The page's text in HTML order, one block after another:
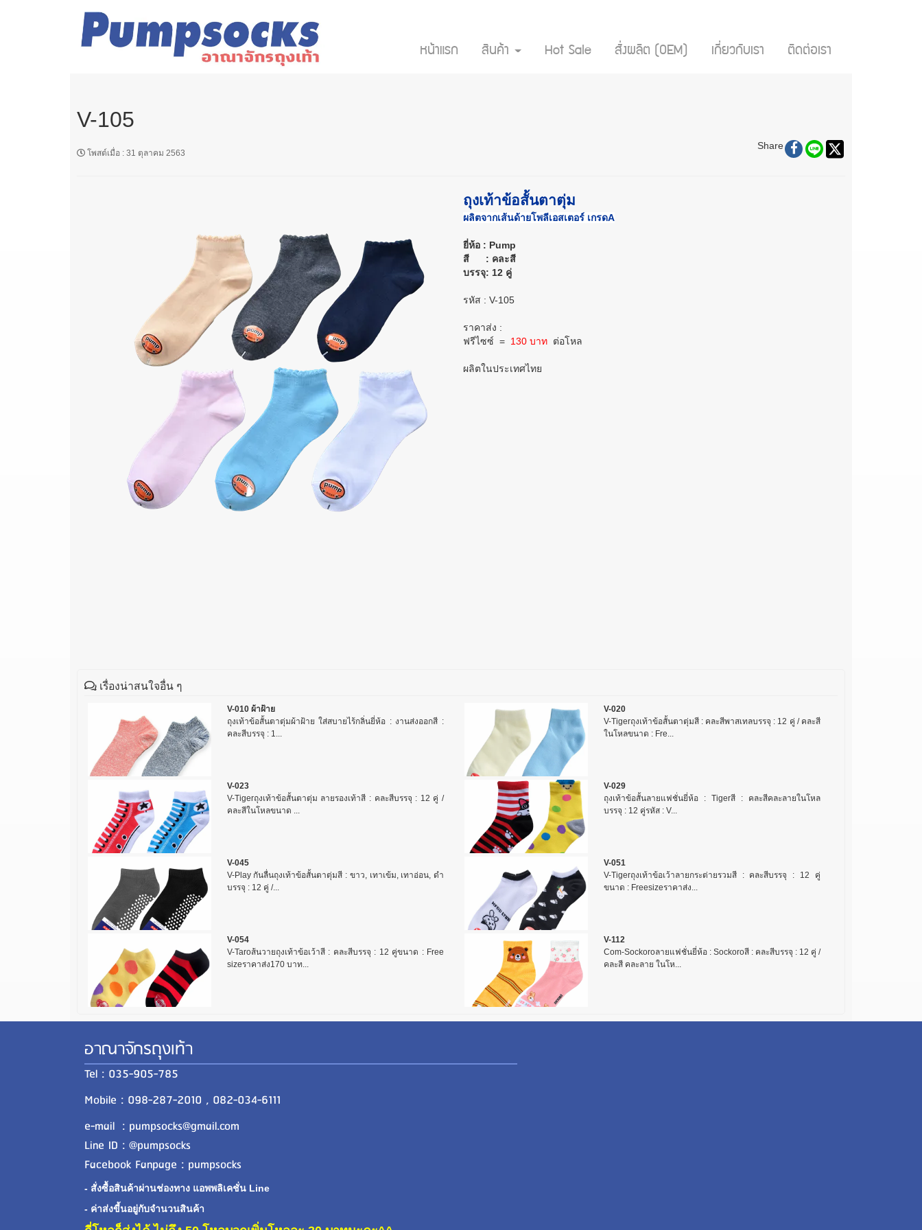
หน้าแรก สินค้า Hot Sale สั่งผลิต (OEM) เกี่ยวกับเรา ติดต่อเรา
V-105
โพสต์เมื่อ : 31 ตุลาคม 2563
Share
ถุงเท้าข้อสั้นตาตุ่ม
ผลิตจากเส้นด้ายโพลีเอสเตอร์ เกรดA
ยี่ห้อ : Pump
สี : คละสี
บรรจุ: 12 คู่
รหัส : V-105
ราคาส่ง :
ฟรีไซซ์ = 130 บาท ต่อโหล
ผลิตในประเทศไทย
เรื่องน่าสนใจอื่น ๆ
V-010 ผ้าฝ้าย
ถุงเท้าข้อสั้นตาตุ่มผ้าฝ้าย ใส่สบายไร้กลิ่นยี่ห้อ : งานส่งออกสี :
คละสีบรรจุ : 1...
V-020
V-Tigerถุงเท้าข้อสั้นตาตุ่มสี : คละสีพาสเทลบรรจุ : 12 คู่ / คละสี
ในโหลขนาด : Fre...
V-023
V-Tigerถุงเท้าข้อสั้นตาตุ่ม ลายรองเท้าสี : คละสีบรรจุ : 12 คู่ /
คละสีในโหลขนาด ...
V-029
ถุงเท้าข้อสั้นลายแฟชั่นยี่ห้อ : Tigerสี : คละสีคละลายในโหล
บรรจุ : 12 คู่รหัส : V...
V-045
V-Play กันลื่นถุงเท้าข้อสั้นตาตุ่มสี : ขาว, เทาเข้ม, เทาอ่อน, ดำ
บรรจุ : 12 คู่ /...
V-051
V-Tigerถุงเท้าข้อเว้าลายกระต่ายรวมสี : คละสีบรรจุ : 12 คู่
ขนาด : Freesizeราคาส่ง...
V-054
V-Taroส้นวายถุงเท้าข้อเว้าสี : คละสีบรรจุ : 12 คู่ขนาด : Free
sizeราคาส่ง170 บาท...
V-112
Com-Sockoroลายแฟชั่นยี่ห้อ : Sockoroสี : คละสีบรรจุ : 12 คู่ /
คละสี คละลาย ในโห...
อาณาจักรถุงเท้า
Tel : 035-905-785
Mobile : 098-287-2010 , 082-034-6111
e-mail : pumpsocks@gmail.com
Line ID : @pumpsocks
Facebook Fanpage : pumpsocks
- สั่งซื้อสินค้าผ่านช่องทาง แอพพลิเคชั่น Line
- ค่าส่งขี้นอยู่กับจำนวนสินค้า